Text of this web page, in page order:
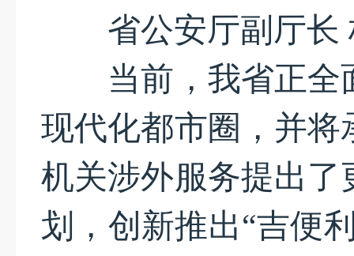
省公安厅副厅长
当前，我省正全
现代化都市圈，并
机关涉外服务提出
划，创新推出“吉便